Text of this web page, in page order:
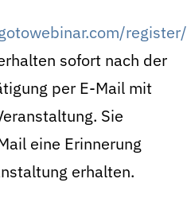
sofort nach der
per E-Mail mit
Sie
eine Erinnerung
erhalten.